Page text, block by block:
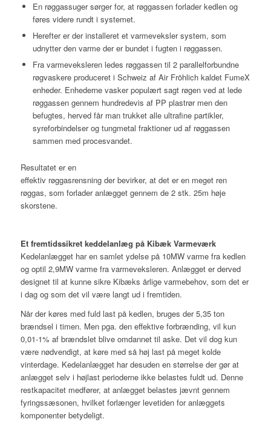
En røggassuger sørger for, at røggassen forlader kedlen og
føres videre rundt i systemet.
Herefter er der installeret et varmeveksler system, som
udnytter den varme der er bundet i fugten i røggassen.
Fra varmeveksleren ledes røggassen til 2 parallelforbundne
røgvaskere produceret i Schweiz af Air Fröhlich kaldet FumeX
enheder. Enhederne vasker populært sagt røgen ved at lede
røggassen gennem hundredevis af PP plastrør men den
befugtes, herved får man trukket alle ultrafine partikler,
syreforbindelser og tungmetal fraktioner ud af røggassen
sammen med procesvandet.
Resultatet er en
effektiv røggasrensning der bevirker, at det er en meget ren
røggas, som forlader anlægget gennem de 2 stk. 25m høje
skorstene.
Et fremtidssikret keddelanlæg på Kibæk Varmeværk
Kedelanlægget har en samlet ydelse på 10MW varme fra kedlen
og optil 2,9MW varme fra varmeveksleren. Anlægget er derved
designet til at kunne sikre Kibæks årlige varmebehov, som det er
i dag og som det vil være langt ud i fremtiden.
Når der køres med fuld last på kedlen, bruges der 5,35 ton
brændsel i timen. Men pga. den effektive forbrænding, vil kun
0,01-1% af brændslet blive omdannet til aske. Det vil dog kun
være nødvendigt, at køre med så høj last på meget kolde
vinterdage. Kedelanlægget har desuden en størrelse der gør at
anlægget selv i højlast perioderne ikke belastes fuldt ud. Denne
restkapacitet medfører, at anlægget belastes jævnt gennem
fyringssæsonen, hvilket forlænger levetiden for anlæggets
komponenter betydeligt.